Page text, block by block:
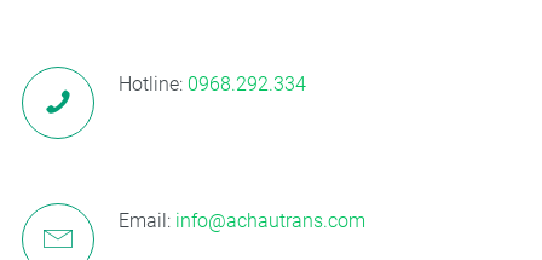
Hotline: 0968.292.334
Email: info@achautrans.com